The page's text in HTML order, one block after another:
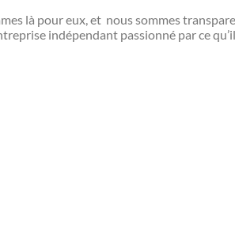
là pour eux, et nous sommes
indépendant passionné par ce